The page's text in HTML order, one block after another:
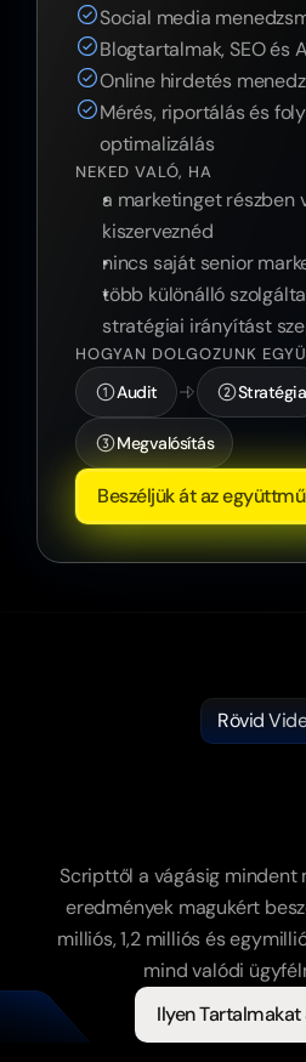
Social media
Blogtartalmak, SEO és
Online hirdetés
Mérés, riportálás és
optimalizálás
NEKED VALÓ, HA
a marketinget részben
kiszerveznéd
nincs saját senior
több különálló
stratégiai irányítást
HOGYAN DOLGOZUNK
Audit Stratégia
Megvalósítás
Beszéljük át az
Rövid
Nézettséget
Scripttől a vágásig mindent
eredmények magukért
milliós, 1,2 milliós és
mind valódi
Ilyen Tartalmakat